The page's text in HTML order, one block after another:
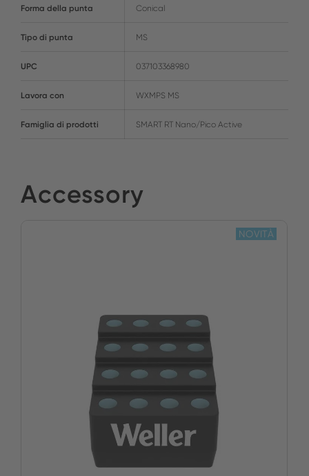
Forma della punta Conical
Tipo di punta MS
UPC 037103368980
Lavora con WXMPS MS
Famiglia di prodotti SMART RT Nano/Pico Active
Accessory
NOVITÀ